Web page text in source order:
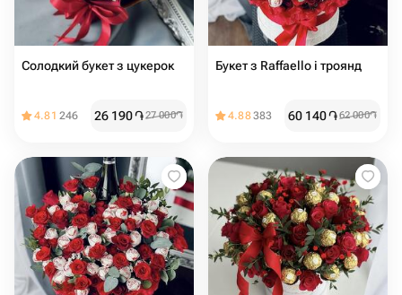
Солодкий букет з цукерок
4.81 246 26 190֏27 000֏
Букет з Raffaello і троянд
4.88383 60 140֏62 000֏